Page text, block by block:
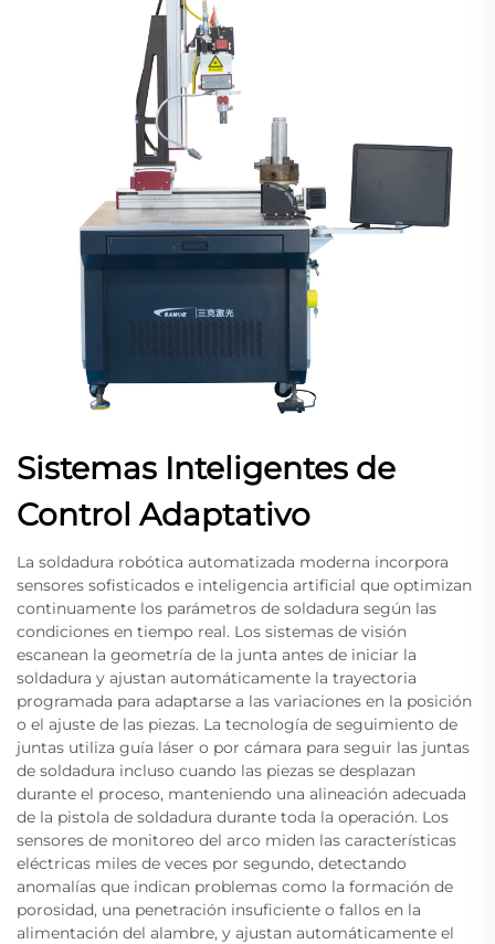
Sistemas Inteligentes de
Control Adaptativo
La soldadura robótica automatizada moderna incorpora
sensores sofisticados e inteligencia artificial que optimizan
continuamente los parámetros de soldadura según las
condiciones en tiempo real. Los sistemas de visión
escanean la geometría de la junta antes de iniciar la
soldadura y ajustan automáticamente la trayectoria
programada para adaptarse a las variaciones en la posición
o el ajuste de las piezas. La tecnología de seguimiento de
juntas utiliza guía láser o por cámara para seguir las juntas
de soldadura incluso cuando las piezas se desplazan
durante el proceso, manteniendo una alineación adecuada
de la pistola de soldadura durante toda la operación. Los
sensores de monitoreo del arco miden las características
eléctricas miles de veces por segundo, detectando
anomalías que indican problemas como la formación de
porosidad, una penetración insuficiente o fallos en la
alimentación del alambre, y ajustan automáticamente el